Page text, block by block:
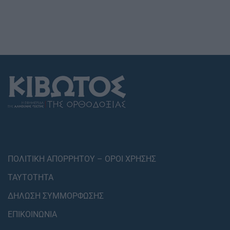
ΠΟΛΙΤΙΚΗ ΑΠΟΡΡΗΤΟΥ – ΟΡΟΙ ΧΡΗΣΗΣ
ΤΑΥΤΟΤΗΤΑ
ΔΗΛΩΣΗ ΣΥΜΜΟΡΦΩΣΗΣ
ΕΠΙΚΟΙΝΩΝΙΑ